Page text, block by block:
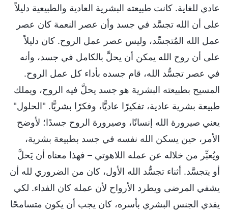
عادي للغاية. كانت طبيعته البشرية العادية والطبيعية دليلاً
على أن الله تجسَّد في جسد وأن عصر النعمة كان عصر
عمل الله المُتجسِّد، وليس عصر عمل الروح. كان دليلاً
على أن روح الله يمكن أن يحلَّ بالكامل في جسد، وأنه
في عصر تجسُّد الله، قام جسده بأداء كل عمل الروح.
المسيح بطبيعته البشرية هو جسد يحلَّ فيه الروح، ويملك
طبيعة بشرية عادية، تفكيرًا عاديًّا، وفكرًا بشريًّا. "الحلول"
يعني صيرورة الله إنسانًا، وصيرورة الروح جسدًا؛ لأوضح
الأمر، حين يسكن الله نفسه في جسد بطبيعة بشرية،
ويُعبِّر من خلاله عن عمله اللاهوتي – فهذا معناه أن يَحلَّ
أو يتجسَّد. أثناء تجسُّد الله الأول، كان من الضروري لله أن
يشفي المرضى ويطرد الأرواح لأن عمله كان الفداء. لكي
يفدي الجنس البشري بأسره، كان يجب أن يكون متسامحًا